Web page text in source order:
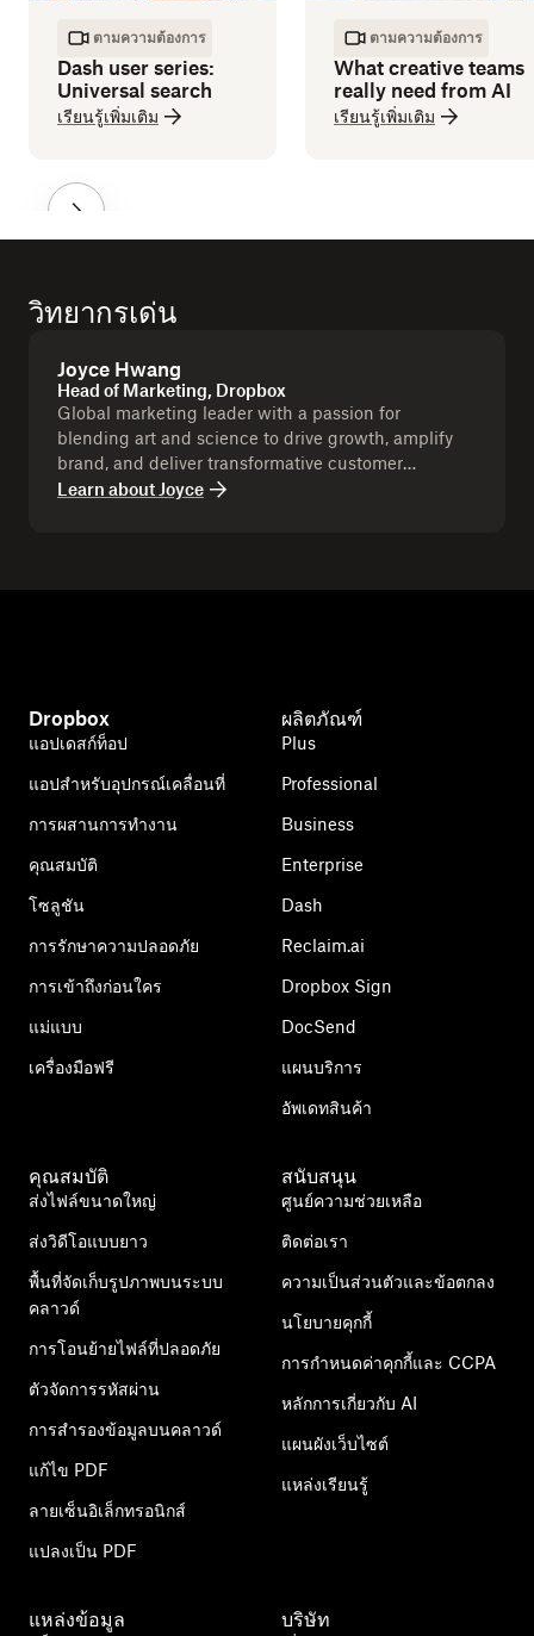
ตามความต้องการ
Dash user series:
Universal search
เรียนรู้เพิ่มเติม
ตามความต้องการ
What creative teams
really need from AI
เรียนรู้เพิ่มเติม
วิทยากรเด่น
Joyce Hwang
Head of Marketing, Dropbox
Global marketing leader with a passion for
blending art and science to drive growth, amplify
brand, and deliver transformative customer
experiences.
Learn about Joyce
Dropbox
แอปเดสก์ท็อป
แอปสำหรับอุปกรณ์เคลื่อนที่
การผสานการทำงาน
คุณสมบัติ
โซลูชัน
การรักษาความปลอดภัย
การเข้าถึงก่อนใคร
แม่แบบ
เครื่องมือฟรี
ผลิตภัณฑ์
Plus
Professional
Business
Enterprise
Dash
Reclaim.ai
Dropbox Sign
DocSend
แผนบริการ
อัพเดทสินค้า
คุณสมบัติ
ส่งไฟล์ขนาดใหญ่
ส่งวิดีโอแบบยาว
พื้นที่จัดเก็บรูปภาพบนระบบ
คลาวด์
การโอนย้ายไฟล์ที่ปลอดภัย
ตัวจัดการรหัสผ่าน
การสำรองข้อมูลบนคลาวด์
แก้ไข PDF
ลายเซ็นอิเล็กทรอนิกส์
แปลงเป็น PDF
สนับสนุน
ศูนย์ความช่วยเหลือ
ติดต่อเรา
ความเป็นส่วนตัวและข้อตกลง
นโยบายคุกกี้
การกำหนดค่าคุกกี้และ CCPA
หลักการเกี่ยวกับ AI
แผนผังเว็บไซต์
แหล่งเรียนรู้
แหล่งข้อมูล บริษัท